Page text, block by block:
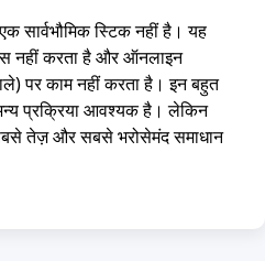
सार्वभौमिक स्टिक नहीं है। यह
नहीं करता है और ऑनलाइन
पर काम नहीं करता है। इन बहुत
प्रक्रिया आवश्यक है। लेकिन
तेज़ और सबसे भरोसेमंद समाधान